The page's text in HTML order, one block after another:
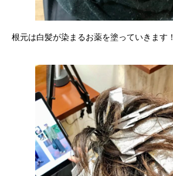
根元は白髪が染まるお薬を塗っていきます！